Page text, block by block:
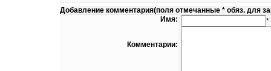
Добавление комментария(поля отмечанные * обяз. для
Имя:
Комментарии:
*